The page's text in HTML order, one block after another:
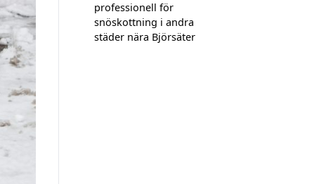
professionell för
snöskottning i andra
städer nära Björsäter